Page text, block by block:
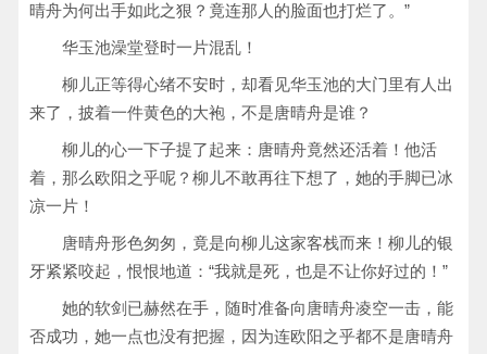
晴舟为何出手如此之狠？竟连那人的脸面也打烂了。”
华玉池澡堂登时一片混乱！
柳儿正等得心绪不安时，却看见华玉池的大门里有人出
来了，披着一件黄色的大袍，不是唐晴舟是谁？
柳儿的心一下子提了起来：唐晴舟竟然还活着！他活
着，那么欧阳之乎呢？柳儿不敢再往下想了，她的手脚已冰
凉一片！
唐晴舟形色匆匆，竟是向柳儿这家客栈而来！柳儿的银
牙紧紧咬起，恨恨地道：“我就是死，也是不让你好过的！”
她的软剑已赫然在手，随时准备向唐晴舟凌空一击，能
否成功，她一点也没有把握，因为连欧阳之乎都不是唐晴舟